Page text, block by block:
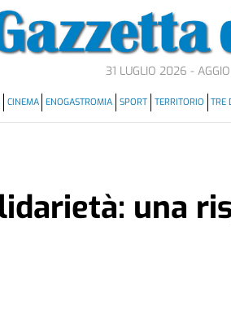
31 LUGLIO 2026 -
CINEMA ENOGASTROMIA SPORT TERRITORIO TRE
una